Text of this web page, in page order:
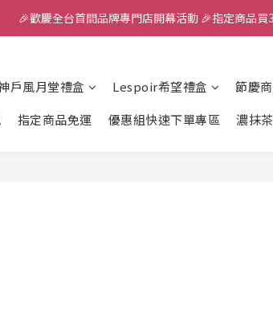
全館滿千免運
🎉歡慶全台首間品牌專門店開幕活動 🎉指定商品
全館滿千免運
戶風月堂禮盒 Lespoir希望禮盒 節慶
指定商品免運 優惠組快速下單專區 濃抹